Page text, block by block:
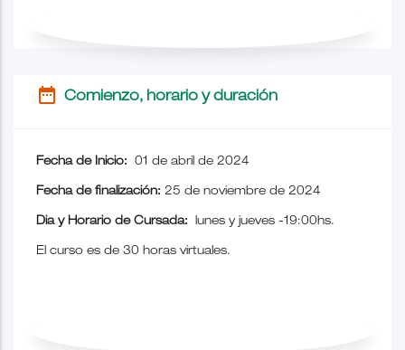
date_range Comienzo, horario y duración
Fecha de Inicio: 01 de abril de 2024
Fecha de finalización: 25 de noviembre de 2024
Dia y Horario de Cursada: lunes y jueves -19:00hs.
El curso es de 30 horas virtuales.